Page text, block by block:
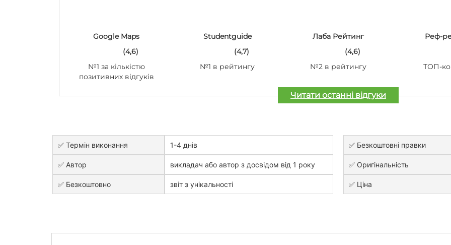
Google Maps
(4,6)
№1 за кількістю
позитивних відгуків
Studentguide
(4,7)
№1 в рейтингу
Лаба Рейтинг
(4,6)
№2 в рейтингу
Реф-
ТОП-
Читати останні відгуки
✅ Термін виконання 1-4 днів ✅ Безкоштовні правки
✅ Автор викладач або автор з досвідом від 1 року ✅ Оригінальність
✅ Безкоштовно звіт з унікальності ✅ Ціна